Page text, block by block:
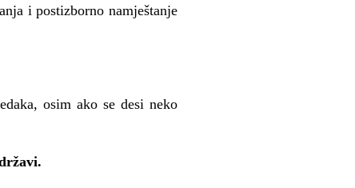
i postizborno namještanje
osim ako se desi neko